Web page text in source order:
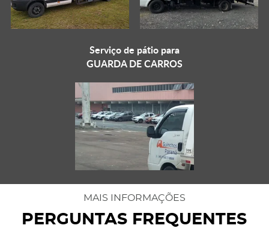
Serviço de pátio para
GUARDA DE CARROS
MAIS INFORMAÇÕES
PERGUNTAS FREQUENTES